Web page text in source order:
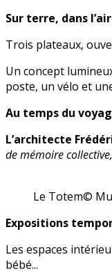
Sur terre, dans
Trois plateaux,
Un concept
poste, un vélo et
Au temps du
L’architecte
de mémoire
Le Totem©
Expositions
Les espaces
bébé...